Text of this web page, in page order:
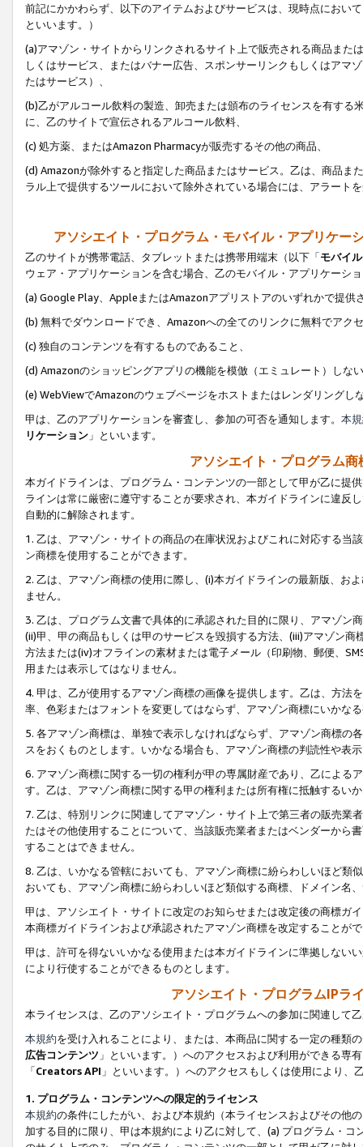
前記にかかわらず、以下のアイテムおよびサービスは、現時点におい
といいます。）
(a)アマゾン・サイトからリンクされるサイト上で販売される商品ま
しくはサービス、またはバナー広告、スポンサーリンクもしくはアマ
たはサービス）、
(b)乙がアルコール飲料の製造、卸売または頒布のライセンスを有す
に、乙のサイトで宣伝されるアルコール飲料、
(c) 処方薬、またはAmazon Pharmacyが販売するその他の商品、
(d) Amazonが除外すると指定した商品またはサービス。乙は、商品ま
ラル上で提供するツールにおいて除外されている場合には、アラート
アソシエイト・プログラム・モバイル・アプリケー
乙のサイトが携帯電話、タブレットまたは携帯用端末（以下「モバイ
ウェア・アプリケーションを含む場合、乙のモバイル・アプリケーシ
(a) Google Play、AppleまたはAmazonアプリストアのいずれかで提供
(b) 無料でダウンロードでき、Amazonへの全てのリンクに無料でアク
(c) 独自のコンテンツを有するものであること、
(d) Amazonのショッピングアプリの機能を模倣（エミュレート）しな
(e) WebViewでAmazonのウェブページをホストまたはレンダリングし
甲は、乙のアプリケーションを審査し、参加の可否を通知します。 本
リケーション 」といいます。
アソシエイト・プログラム
本ガイドラインは、プログラム・コンテンツの一部として甲が乙に提
ラインは常に厳密に遵守することが要求され、本ガイドラインに違反
自動的に解除されます。
1. 乙は、アマゾン・サイトの商品の在庫状況およびこれに対応する
ン商標を使用することができます。
2. 乙は、アマゾン商標の使用に際し、(i)本ガイドラインの最新版、お
ません。
3. 乙は、プログラム文書で具体的に承認された目的に限り、アマゾン
(ii)甲、甲の商品もしくは甲のサービスを毀損する方法、(iii)アマゾン
方法または(iv)オフラインの素材または電子メール（印刷物、郵便、
用または表示してはなりません。
4. 甲は、乙が使用するアマゾン商標の画像を提供します。乙は、方
率、色彩またはフォントを変更してはならず、アマゾン商標にいかな
5. 各アマゾン商標は、単独で表示しなければならず、アマゾン商標
スをおくものとします。いかなる場合も、アマゾン商標の判読性や表
6. アマゾン商標に関する一切の権利が甲の専属財産であり、乙による
す。乙は、アマゾン商標に関する甲の権利または所有権に抵触するい
7. 乙は、特別リンクに関連してアマゾン・サイト上で第三者の販売
たはその他使用することについて、当該販売業者またはベンダーから
することはできません。
8. 乙は、いかなる管轄においても、アマゾン商標に紛らわしいほど類
おいても、アマゾン商標に紛らわしいほど類似する商標、ドメイン名
甲は、アソシエイト・サイトに改定のお知らせまたは改定後の商標ガ
本商標ガイドラインおよび承認されたアマゾン商標を改定することが
甲は、許可を得ないいかなる使用または本ガイドラインに準拠しない
により行使することができるものとします。
アソシエイト・プログラムIPラ
本ライセンスは、乙のアソシエイト・プログラムへの参加に関連して
本規約を受け入れることにより、または、本商品に関する一定の種類
広告コンテンツ 」といいます。）へのアクセスおよび利用ができる専
「Creators API 」といいます。）へのアクセスもしくは使用により
1. プログラム・コンテンツへの限定的ライセンス
本規約の条件にしたがい、および本規約（本ライセンスおよびその他
加する目的に限り、甲は本規約により乙に対して、(a) プログラム・